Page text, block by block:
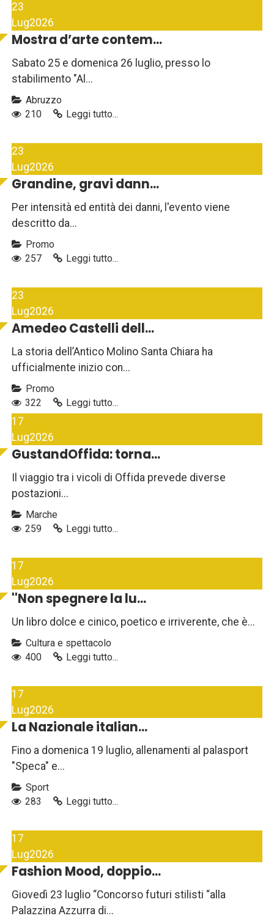
23
Lug2026
Mostra d’arte contem...
Sabato 25 e domenica 26 luglio, presso lo
stabilimento "Al...
Abruzzo
210
Leggi tutto...
23
Lug2026
Grandine, gravi dann...
Per intensità ed entità dei danni, l'evento viene
descritto da...
Promo
257
Leggi tutto...
23
Lug2026
Amedeo Castelli dell...
La storia dell’Antico Molino Santa Chiara ha
ufficialmente inizio con...
Promo
322
Leggi tutto...
17
Lug2026
GustandOffida: torna...
Il viaggio tra i vicoli di Offida prevede diverse
postazioni...
Marche
259
Leggi tutto...
17
Lug2026
''Non spegnere la lu...
Un libro dolce e cinico, poetico e irriverente, che è...
Cultura e spettacolo
400
Leggi tutto...
17
Lug2026
La Nazionale italian...
Fino a domenica 19 luglio, allenamenti al palasport
"Speca" e...
Sport
283
Leggi tutto...
17
Lug2026
Fashion Mood, doppio...
Giovedì 23 luglio “Concorso futuri stilisti “alla
Palazzina Azzurra di...